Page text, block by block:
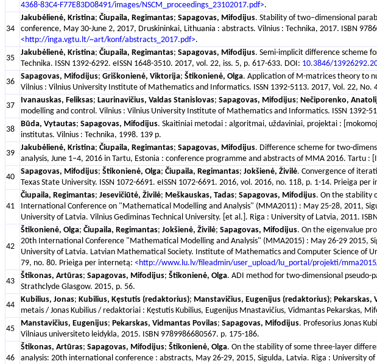
4368-83C4-F77E83D08491/images/NSCM_proceedings_23102017.pdf>.
34
Jakubėlienė, Kristina; Čiupaila, Regimantas; Sapagovas, Mifodijus. Stability of two–dimensional
conference, May 30-June 2, 2017, Druskininkai, Lithuania : abstracts. Vilnius : Technika, 2017. ISBN
<http://inga.vgtu.lt/~art/konf/abstracts_2017.pdf>.
35
Jakubėlienė, Kristina; Čiupaila, Regimantas; Sapagovas, Mifodijus. Semi-implicit difference scheme
Technika. ISSN 1392-6292. eISSN 1648-3510. 2017, vol. 22, iss. 5, p. 617-633. DOI: 10.3846/
36
Sapagovas, Mifodijus; Griškonienė, Viktorija; Štikonienė, Olga. Application of M-matrices theory to
Vilnius : Vilnius University Institute of Mathematics and Informatics. ISSN 1392-5113. 2017, Vol. 22, No.
37
Ivanauskas, Feliksas; Laurinavičius, Valdas Stanislovas; Sapagovas, Mifodijus; Nečiporenko,
modelling and control. Vilnius : Vilnius University Institute of Mathematics and Informatics. ISSN 1392-
38
Būda, Vytautas; Sapagovas, Mifodijus. Skaitiniai metodai : algoritmai, uždaviniai, projektai :
institutas. Vilnius : Technika, 1998. 139 p.
39
Jakubėlienė, Kristina; Čiupaila, Regimantas; Sapagovas, Mifodijus. Difference scheme for two-
analysis, June 1–4, 2016 in Tartu, Estonia : conference programme and abstracts of MMA 2016. Tartu
40
Sapagovas, Mifodijus; Štikonienė, Olga; Čiupaila, Regimantas; Jokšienė, Živilė. Convergence of
Texas State University. ISSN 1072-6691. eISSN 1072-6691. 2016, vol. 2016, no. 118, p. 1-14. Prieiga per
41
Čiupaila, Regimantas; Jesevičiūtė, Živilė; Meškauskas, Tadas; Sapagovas, Mifodijus. On the stability
International Conference on "Mathematical Modelling and Analysis" (MMA2011) : May 25-28, 2011,
University of Latvia. Vilnius Gediminas Technical University. [et al.]. Riga : University of Latvia, 2011.
42
Štikonienė, Olga; Čiupaila, Regimantas; Jokšienė, Živilė; Sapagovas, Mifodijus. On the eigenvalue
20th International Conference "Mathematical Modelling and Analysis" (MMA2015) : May 26-29 2015,
University of Latvia. Latvian Mathematical Society. Institute of Mathematics and Computer Science of
79, no. 80. Prieiga per internetą: <http://www.lu.lv/fileadmin/user_upload/lu_portal/projekti/
43
Štikonas, Artūras; Sapagovas, Mifodijus; Štikonienė, Olga. ADI method for two-dimensional pseudo-
Strathclyde Glasgow. 2015, p. 56.
44
Kubilius, Jonas; Kubilius, Kęstutis (redaktorius); Manstavičius, Eugenijus (redaktorius); Pekarskas,
metais / Jonas Kubilius / redaktoriai : Kęstutis Kubilius, Eugenijus Mnastavičius, Vidmantas Pekarskas,
45
Manstavičius, Eugenijus; Pekarskas, Vidmantas Povilas; Sapagovas, Mifodijus. Profesorius Jonas
Vilniaus universiteto leidykla, 2015. ISBN 9789986680567. p. 175-186.
46
Štikonas, Artūras; Sapagovas, Mifodijus; Štikonienė, Olga. On the stability of some three-layer
analysis: 20th international conference : abstracts, May 26-29, 2015, Sigulda, Latvia. Riga : University